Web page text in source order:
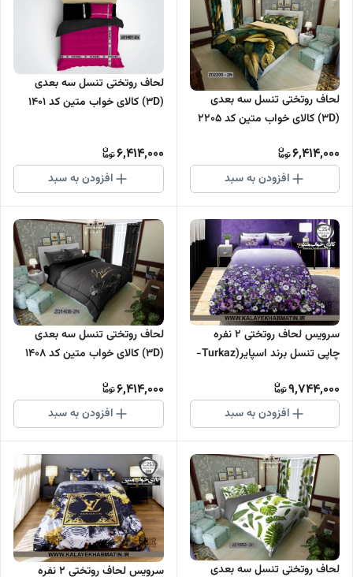
لحاف روتختی تنسل سه بعدی
(3D) کالای خواب متین کد 2205
6,414,000
افزودن به سبد
لحاف روتختی تنسل سه بعدی
(3D) کالای خواب متین کد 1401
6,414,000
افزودن به سبد
سرویس لحاف روتختی 2 نفره
چاپی تنسل برند اسپایر(Turkaz-
9,744,000
افزودن به سبد
لحاف روتختی تنسل سه بعدی
(3D) کالای خواب متین کد 1408
6,414,000
افزودن به سبد
لحاف روتختی تنسل سه بعدی سرویس لحاف روتختی 2 نفره